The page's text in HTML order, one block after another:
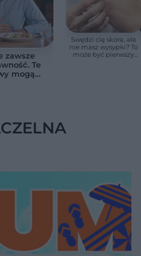
zawsze
Te
mogą
Swędzi cię skóra, ale
nie masz wysypki? To
może być pierwszy